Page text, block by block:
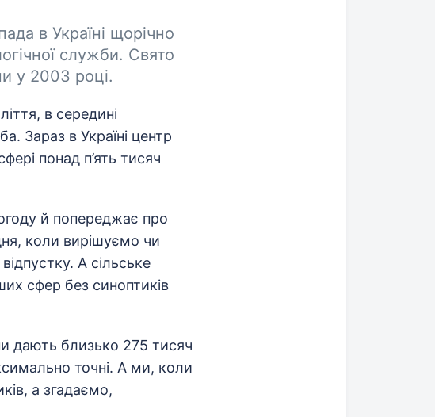
в Україні щорічно
служби. Свято
у 2003 році.
в середині
Зараз в Україні центр
понад п’ять тисяч
й попереджає про
коли вирішуємо чи
А сільське
сфер без синоптиків
дають близько 275 тисяч
точні. А ми, коли
а згадаємо,